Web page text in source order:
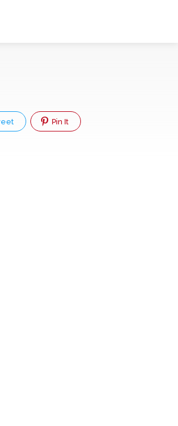
Pin It